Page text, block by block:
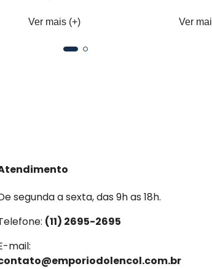
Ver mais (+) Ver
segunda a sexta, das 9h as 18h.
(11) 2695-2695
mail: